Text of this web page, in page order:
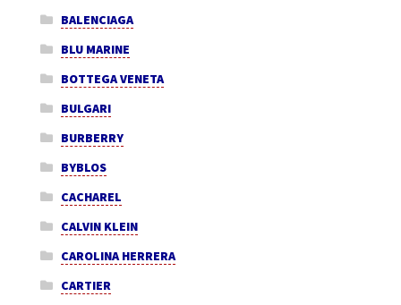
BALENCIAGA
BLU MARINE
BOTTEGA VENETA
BULGARI
BURBERRY
BYBLOS
CACHAREL
CALVIN KLEIN
CAROLINA HERRERA
CARTIER